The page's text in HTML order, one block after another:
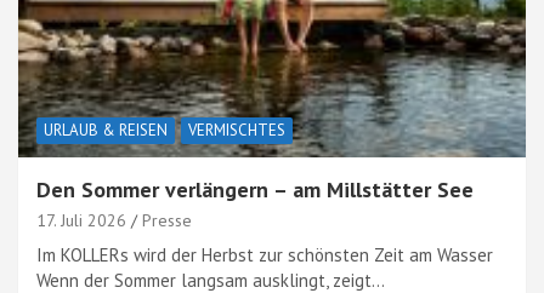
URLAUB & REISEN VERMISCHTES
Den Sommer verlängern – am Millstätter See
17. Juli 2026 Presse
Im KOLLERs wird der Herbst zur schönsten Zeit am Wasser
Wenn der Sommer langsam ausklingt, zeigt…